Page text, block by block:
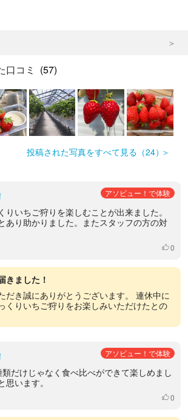
口コミ (57)
投稿された写真をすべて見る（24）
アソビュー！で体験
りいちご狩りを楽しむことが出来ました。
あり助かりました。またスタッフの方の対
いいね
0
きました！
だき誠にありがとうございます。 連休中に
くりいちご狩りをお楽しみいただけたとの
アソビュー！で体験
だけじゃなく食べ比べができて楽しめまし
います。
いいね
0